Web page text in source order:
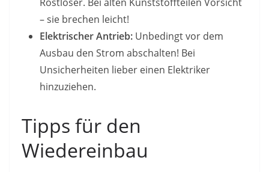
– sie brechen leicht!
Elektrischer Antrieb: Unbedingt vor dem
Ausbau den Strom abschalten! Bei
Unsicherheiten lieber einen Elektriker
hinzuziehen.
Tipps für den
Wiedereinbau